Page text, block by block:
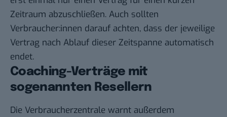
Zeitraum abzuschließen. Auch sollten
Verbraucher:innen darauf achten, dass der jeweilige
Vertrag nach Ablauf dieser Zeitspanne automatisch
endet.
Coaching-Verträge mit
sogenannten Resellern
Die Verbraucherzentrale warnt außerdem